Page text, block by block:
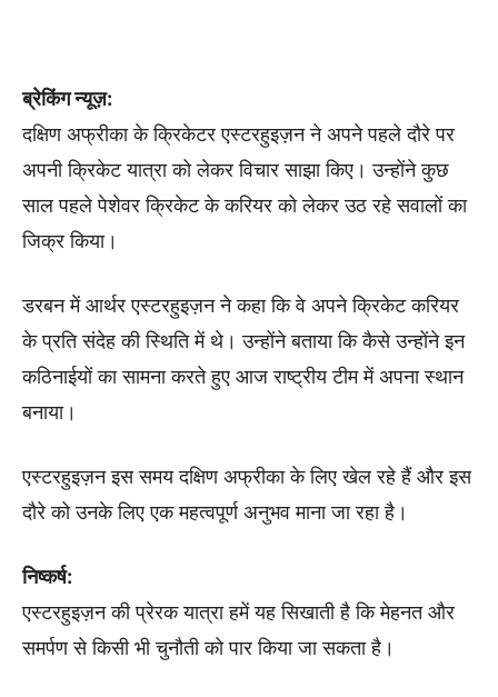
ब्रेकिंग न्यूज़:
दक्षिण अफ्रीका के क्रिकेटर एस्टरहुइज़न ने अपने पहले दौरे पर
अपनी क्रिकेट यात्रा को लेकर विचार साझा किए। उन्होंने कुछ
साल पहले पेशेवर क्रिकेट के करियर को लेकर उठ रहे सवालों का
जिक्र किया।
डरबन में आर्थर एस्टरहुइज़न ने कहा कि वे अपने क्रिकेट करियर
के प्रति संदेह की स्थिति में थे। उन्होंने बताया कि कैसे उन्होंने इन
कठिनाईयों का सामना करते हुए आज राष्ट्रीय टीम में अपना स्थान
बनाया।
एस्टरहुइज़न इस समय दक्षिण अफ्रीका के लिए खेल रहे हैं और इस
दौरे को उनके लिए एक महत्वपूर्ण अनुभव माना जा रहा है।
निष्कर्ष:
एस्टरहुइज़न की प्रेरक यात्रा हमें यह सिखाती है कि मेहनत और
समर्पण से किसी भी चुनौती को पार किया जा सकता है।